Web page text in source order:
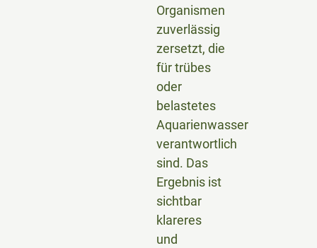
Organismen
zuverlässig
zersetzt, die
für trübes
oder
belastetes
Aquarienwasser
verantwortlich
sind. Das
Ergebnis ist
sichtbar
klareres
und